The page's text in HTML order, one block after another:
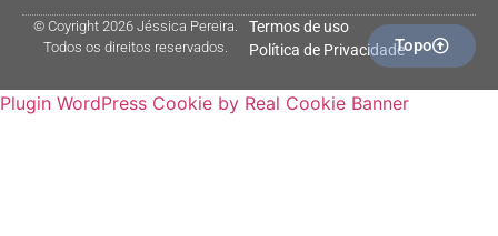
© Coyright 2026 Jéssica Pereira.
Todos os direitos reservados.
Termos de uso
Política de PrivacidadeTopo
Plugin WordPress Cookie by Real Cookie Banner